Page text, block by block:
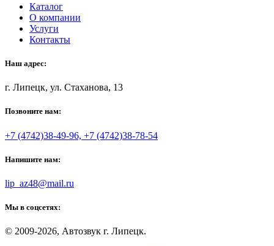
Каталог
О компании
Услуги
Контакты
Наш адрес:
г. Липецк, ул. Стаханова, 13
Позвоните нам:
+7 (4742)38-49-96, +7 (4742)38-78-54
Напишите нам:
lip_az48@mail.ru
Мы в соцсетях:
© 2009-2026, Автозвук г. Липецк.